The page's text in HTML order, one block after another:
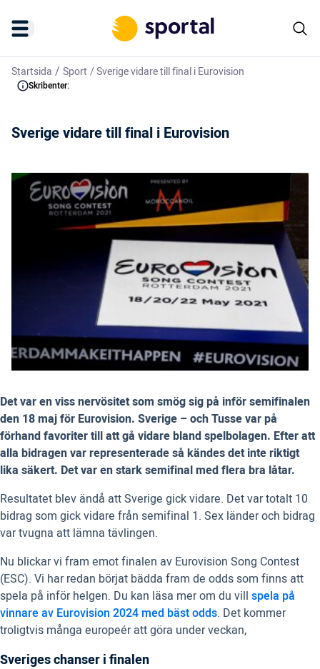
Startsida / Sport /Sverige vidare till final i Eurovision
Skribenter:
Sverige vidare till final i Eurovision
Det var en viss nervösitet som smög sig på inför semifinalen
den 18 maj för Eurovision. Sverige – och Tusse var på
förhand favoriter till att gå vidare bland spelbolagen. Efter att
alla bidragen var representerade så kändes det inte riktigt
lika säkert. Det var en stark semifinal med flera bra låtar.
Resultatet blev ändå att Sverige gick vidare. Det var totalt 10
bidrag som gick vidare från semifinal 1. Sex länder och bidrag
var tvugna att lämna tävlingen.
Nu blickar vi fram emot finalen av Eurovision Song Contest
(ESC). Vi har redan börjat bädda fram de odds som finns att
spela på inför helgen. Du kan läsa mer om du vill spela på
vinnare av Eurovision 2024 med bäst odds. Det kommer
troligtvis många europeér att göra under veckan,
Sveriges chanser i finalen